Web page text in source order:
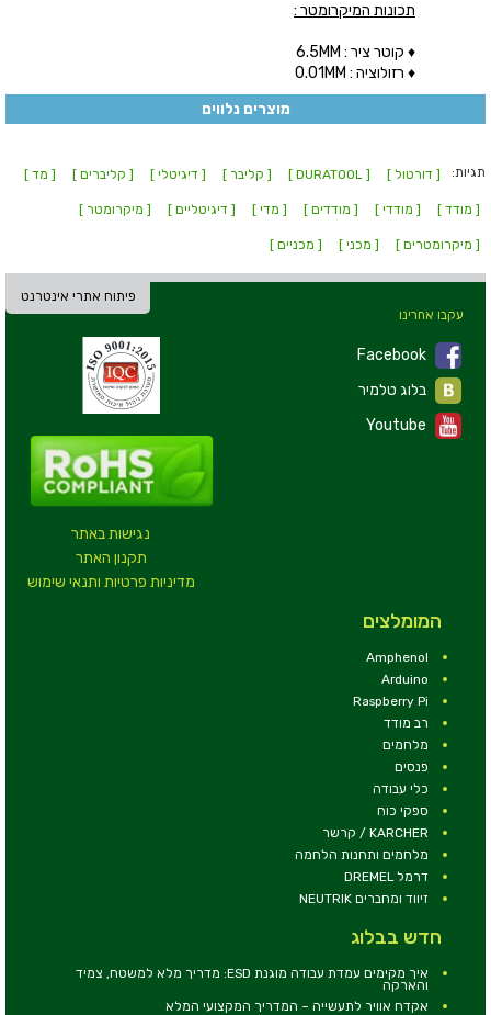
תכונות המיקרומטר :
♦ קוטר ציר : 6.5MM
♦ רזולוציה : 0.01MM
מוצרים נלווים
תגיות: [ דורטול ] [ DURATOOL ] [ קליבר ] [ דיגיטלי ] [ קליברים ] [ מד ]
[ מודד ] [ מודדי ] [ מודדים ] [ מדי ] [ דיגיטליים ] [ מיקרומטר ]
[ מיקרומטרים ] [ מכני ] [ מכניים ]
פיתוח אתרי אינטרנט
נגישות באתר
תקנון האתר
מדיניות פרטיות ותנאי שימוש
עקבו אחרינו
Facebook
Youtube
המומלצים
Amphenol
Arduino
Raspberry Pi
רב מודד
מלחמים
פנסים
כלי עבודה
ספקי כוח
KARCHER / קרשר
מלחמים ותחנות הלחמה
דרמל DREMEL
זיווד ומחברים NEUTRIK
חדש בבלוג
איך מקימים עמדת עבודה מוגנת ESD: מדריך מלא למשטח, צמיד
והארקה
אקדח אוויר לתעשייה – המדריך המקצועי המלא